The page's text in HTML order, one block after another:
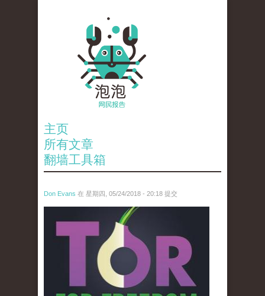
主页
所有文章
翻墙工具箱
Don Evans 在 星期四, 05/24/2018 - 20:18 提交
wechatimg1098.jpeg